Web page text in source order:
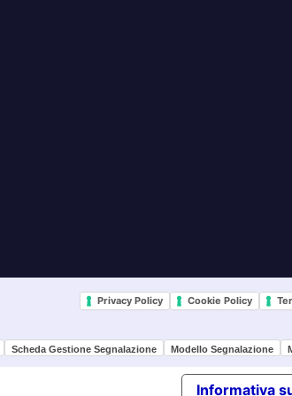
Privacy Policy Cookie Policy
Scheda Gestione Segnalazione Modello Segnalazione
Informativa